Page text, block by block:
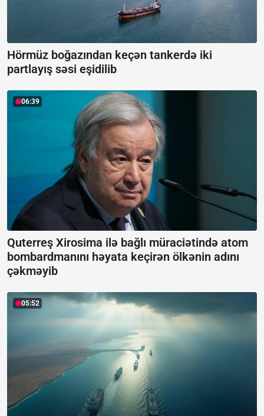
Hörmüz boğazından keçən tankerdə iki
partlayış səsi eşidilib
06:39
Quterreş Xirosima ilə bağlı müraciətində atom
bombardmanını həyata keçirən ölkənin adını
çəkməyib
05:52